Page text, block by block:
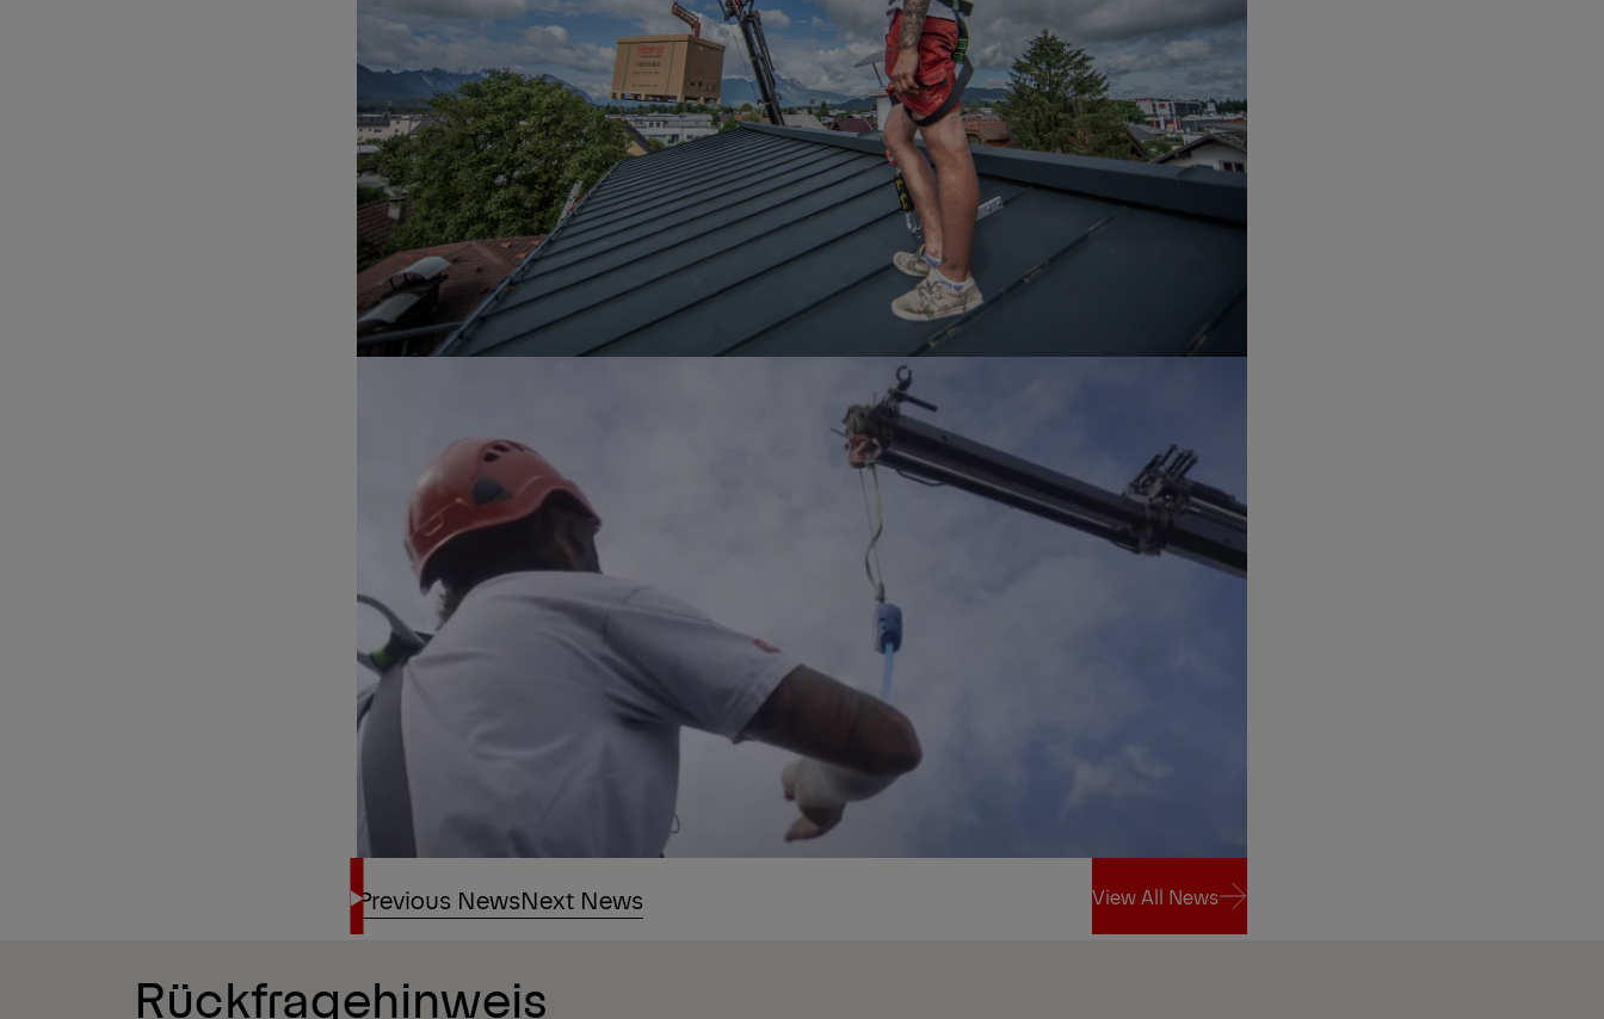
Previous NewsNext News View All News
Rückfragehinweis